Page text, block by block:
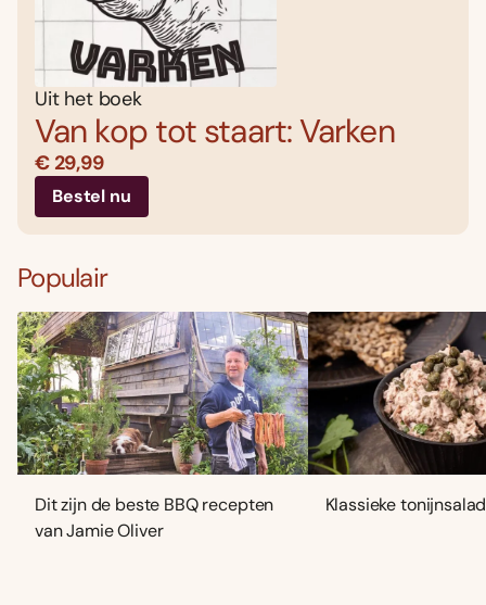
Uit het boek
Van kop tot staart: Varken
€ 29,99
Bestel nu
Populair
Dit zijn de beste BBQ recepten
van Jamie Oliver
Klassieke